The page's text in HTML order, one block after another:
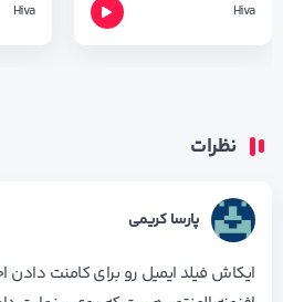
Hiva
Hiva
نظرات
پارسا کریمی
ایکاش فیلد ایمیل رو برای کامنت دادن